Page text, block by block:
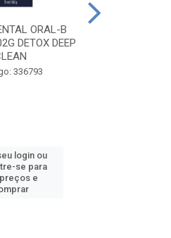
ORAL-B
DETOX DEEP
336793
login ou
se para
e